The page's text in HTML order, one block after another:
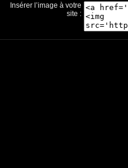
Insérer l’image à votre
site :